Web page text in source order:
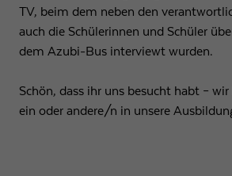
TV, beim dem neben den
auch die Schülerinnen und Schüler
dem Azubi-Bus interviewt wurden.
Schön, dass ihr uns besucht habt –
ein oder andere/n in unsere